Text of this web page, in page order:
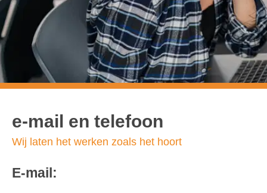
E-mail en
Telefoon
e-mail en telefoon
Wij laten het werken zoals het hoort
E-mail: